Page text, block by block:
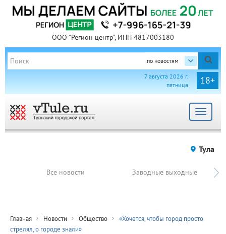
ООО "Регион центр", ИНН 4817003180
по новостям
18+
7 августа 2026 г.
пятница
Toggle
Тула
Все новости Заводные выходные
Главная Новости Общество
«Хочется, чтобы город просто
стрелял, о городе знали»